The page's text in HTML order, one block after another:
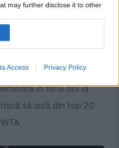
may further disclose it to other
Access Privacy Policy
în turul doi la
să iasă din top 20
WTA